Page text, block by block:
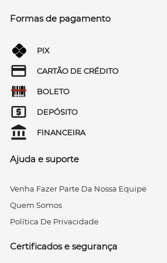
Formas de pagamento
PIX
CARTÃO DE CRÉDITO
BOLETO
DEPÓSITO
FINANCEIRA
Ajuda e suporte
Venha Fazer Parte Da Nossa Equipe
Quem Somos
Política De Privacidade
Certificados e segurança